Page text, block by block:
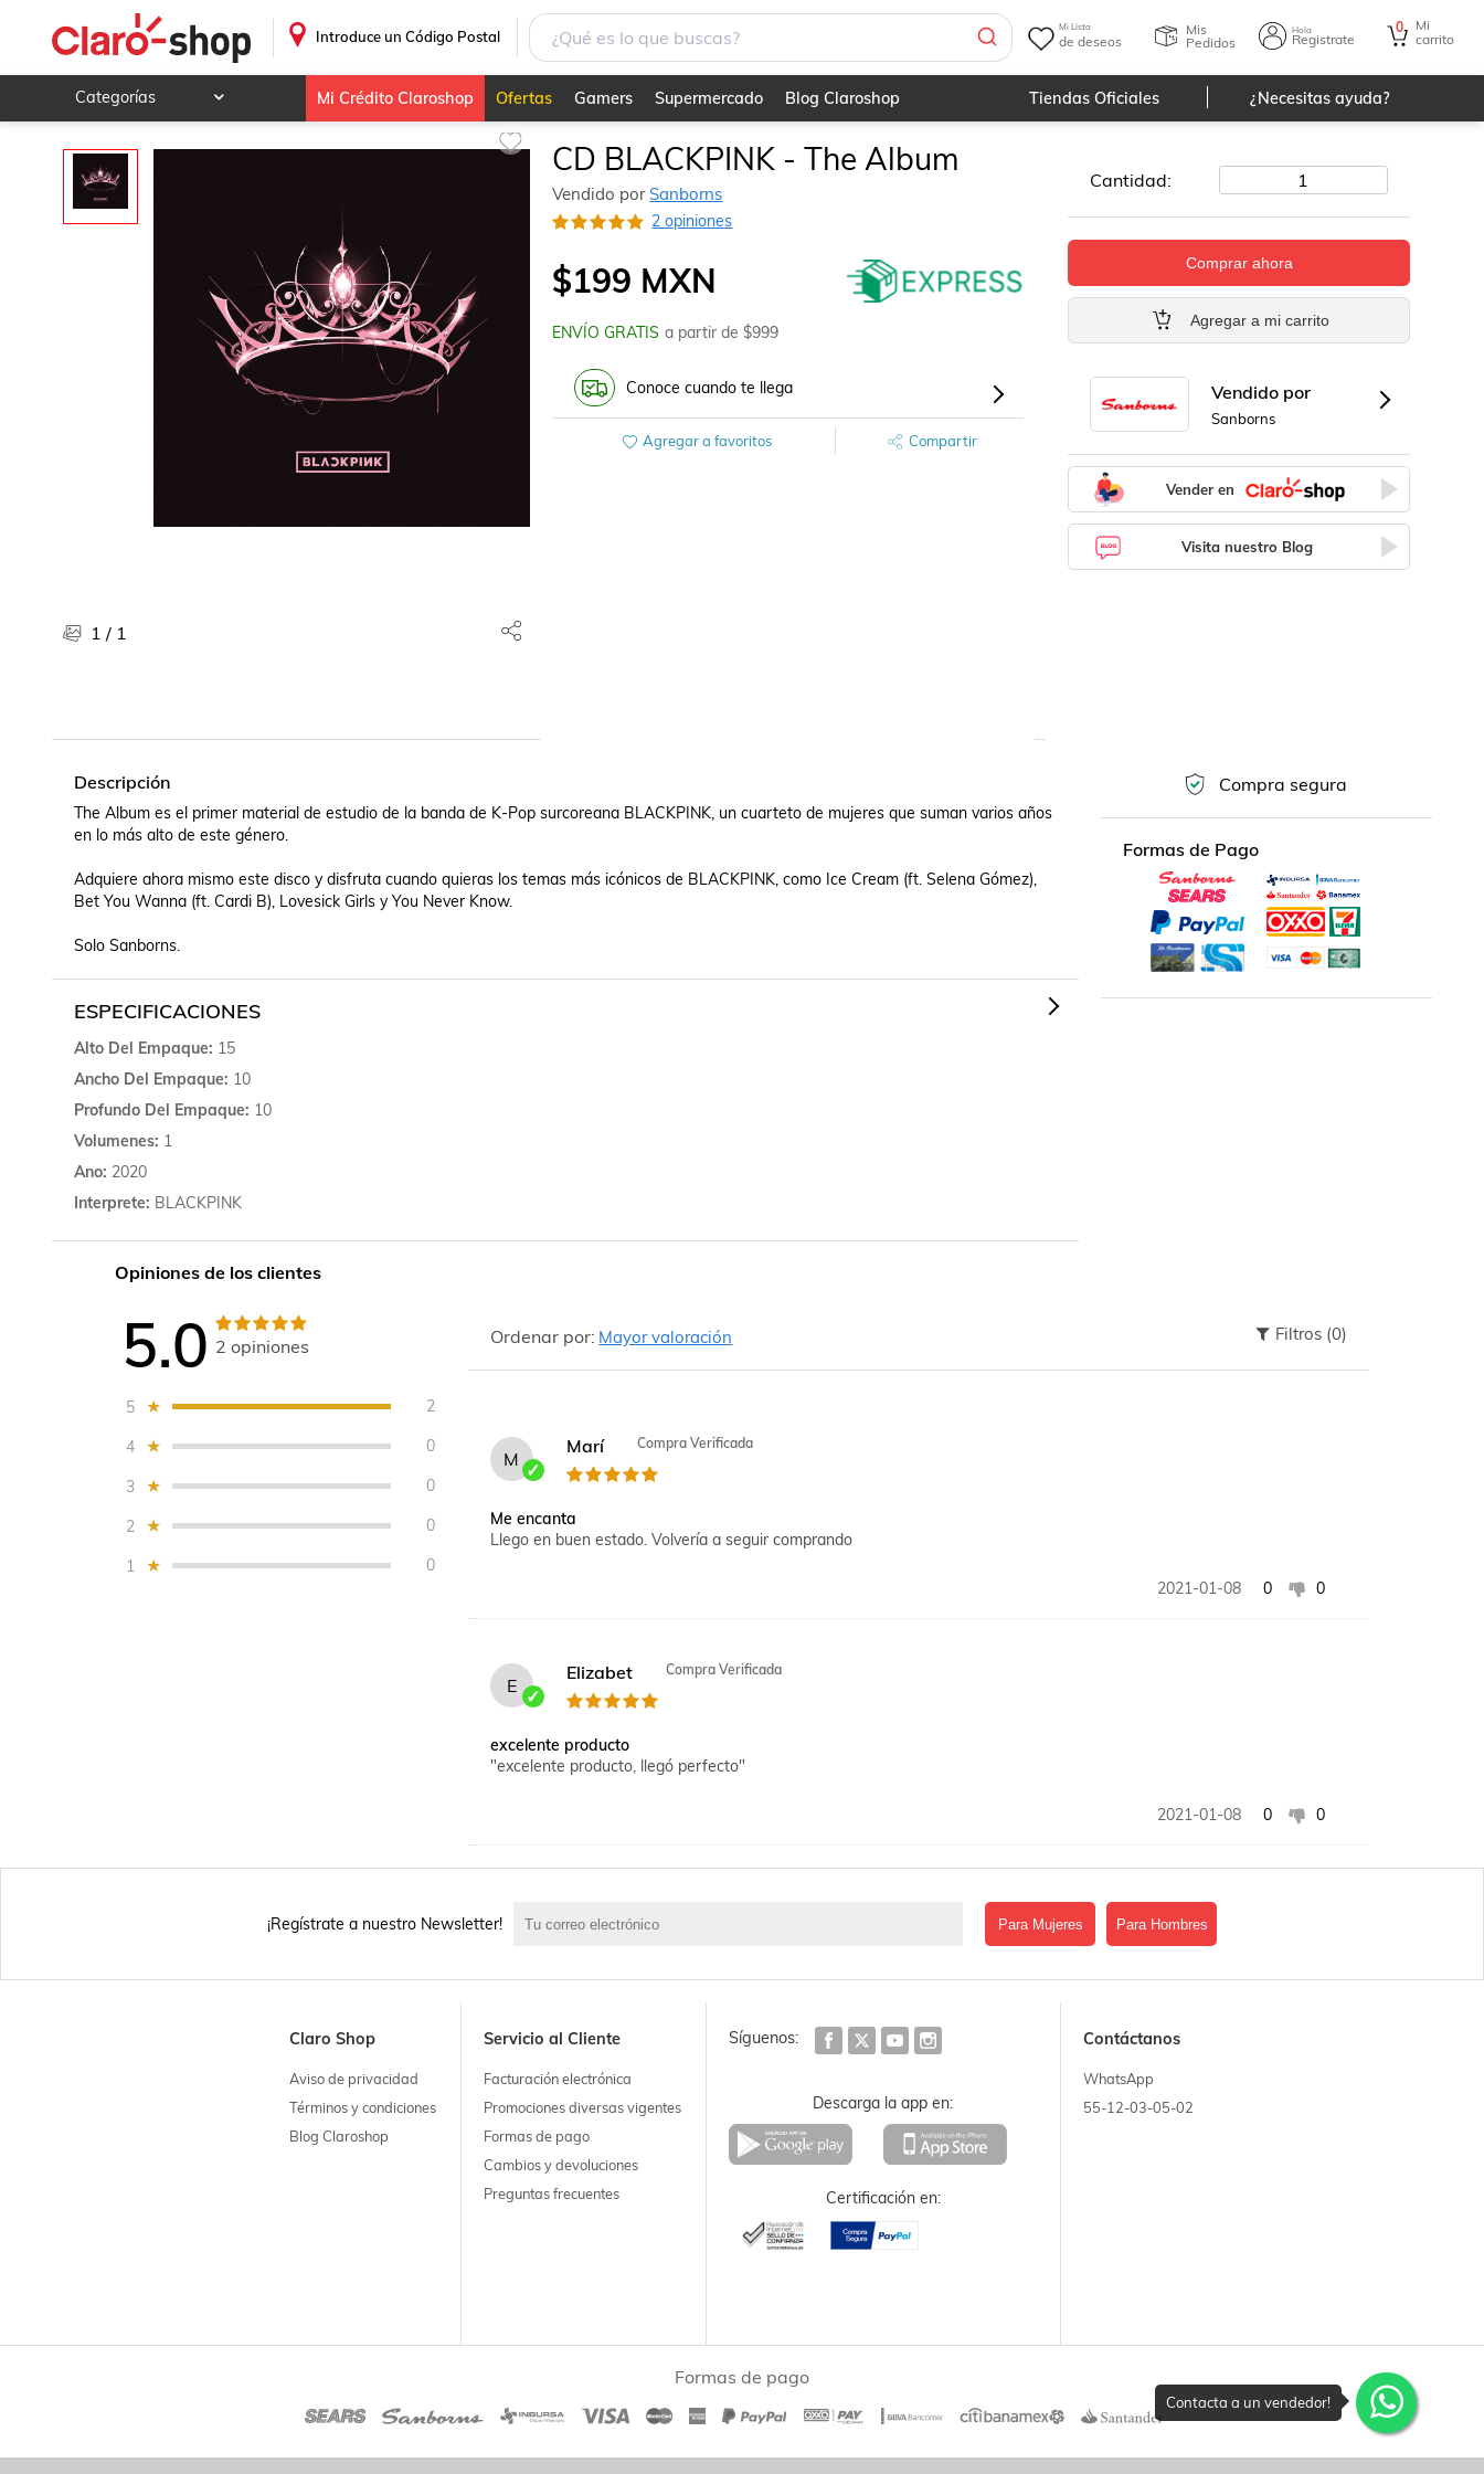
Introduce un Código Postal
Mi Lista
de deseos
Mis
Pedidos
Hola
Registrate
0
Mi
carrito
Categorías
Electrónica y tecnología
Videojuegos
Hogar y jardín
Ropa, calzado y accesorios
Súpermercado
Mi Crédito Claroshop Ofertas Gamers Supermercado Blog Claroshop Tiendas Oficiales ¿Necesitas ayuda?
1 / 1
CD BLACKPINK - The Album
Vendido porSanborns
2 opiniones
$199 MXN
ENVÍO GRATIS a partir de $999
Conoce cuando te llega
Agregar a favoritos Compartir
Cantidad: 1
Comprar ahora
Agregar a mi carrito
Vendido por
Sanborns
Vender en
Visita nuestro Blog
Descripción
The Album es el primer material de estudio de la banda de K-Pop surcoreana BLACKPINK, un cuarteto de mujeres que suman varios años
en lo más alto de este género.
Adquiere ahora mismo este disco y disfruta cuando quieras los temas más icónicos de BLACKPINK, como Ice Cream (ft. Selena Gómez),
Bet You Wanna (ft. Cardi B), Lovesick Girls y You Never Know.
Solo Sanborns.
ESPECIFICACIONES
Alto Del Empaque 15
Ancho Del Empaque 10
Profundo Del Empaque 10
Volumenes 1
Ano 2020
Interprete BLACKPINK
Compra segura
Formas de Pago
Opiniones de los clientes
5.0 2 opiniones
5 2
4 0
3 0
2 0
1 0
Ordenar por: Mayor valoración Filtros (0)
M
Marí Compra Verificada
Me encanta
Llego en buen estado. Volvería a seguir comprando
2021-01-08 0 0
E
Elizabet Compra Verificada
excelente producto
"excelente producto, llegó perfecto"
2021-01-08 0 0
Contacta a un vendedor!
¡Regístrate a nuestro Newsletter! Para Mujeres Para Hombres
Claro Shop
Aviso de privacidad
Términos y condiciones
Blog Claroshop
Servicio al Cliente
Facturación electrónica
Promociones diversas vigentes
Formas de pago
Cambios y devoluciones
Preguntas frecuentes
Síguenos:
Descarga la app en:
Certificación en:
Contáctanos
WhatsApp
55-12-03-05-02
Formas de pago